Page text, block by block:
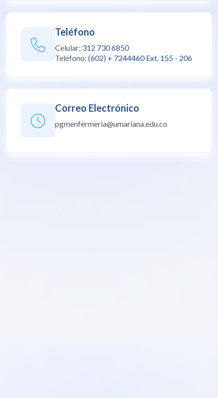
Teléfono
Celular: 312 730 6850
Teléfono: (602) + 7244460 Ext. 155 - 206
Correo Electrónico
pgmenfermeria@umariana.edu.co